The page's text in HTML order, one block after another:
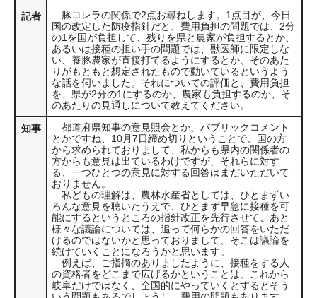
記者
豚コレラの関係で2点お尋ねします。1点目が、今日
国の改定した防疫指針だと、費用負担の問題では、2分
の1を国が負担して、残りを県と農家が負担するとか、
あるいは接種の担い手の問題では、獣医師に限定しな
い、養豚農家が直接打てるようにするとか、そのあた
りがもともと想定されたもので動いているというよう
な話を伺いました。それについての評価と、費用負担
を、県が2分の1にするのか、農家も負担するのか、そ
のあたりの見通しについて教えてください。
知事
都道府県知事の意見照会とか、パブリックコメント
とかですね、10月7日締め切りということで、国の方
から求められておりまして、私からも県内の関係者の
方からも意見は出ているわけですが、それらに対す
る、一つひとつの意見に対する回答はまだいただいて
おりません。
私どもの理解は、農林水産省としては、ひとまずい
ろんな意見を聴いたうえで、ひとまず早急に接種を可
能にするというところの指針改正を先行させて、あと
様々な議論については、追って何らかの回答をいただ
けるのではないかと思っておりまして、そこは議論を
続けていくことになろうかと思います。
例えば、ご指摘のありましたように、接種をする人
の資格者をどこまで広げるかということは、これから
岐阜だけではなく、全国的にやっていくとするとそう